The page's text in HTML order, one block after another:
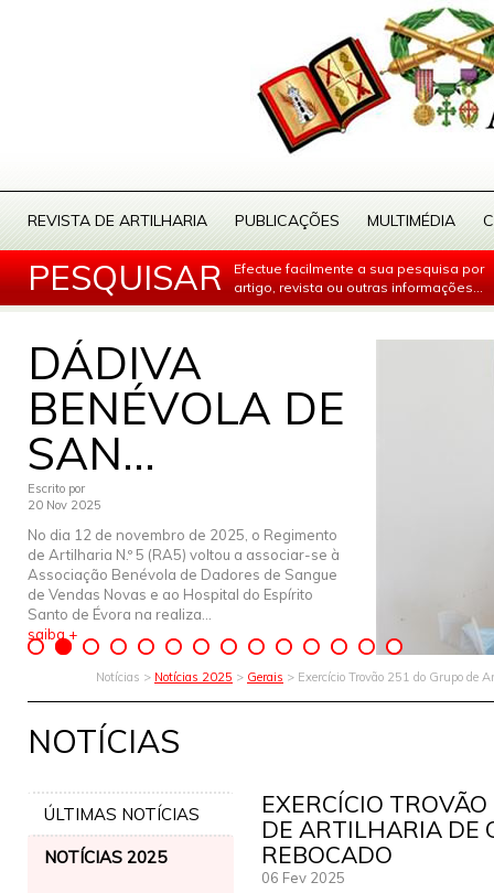
REVISTA DE ARTILHARIA PUBLICAÇÕES MULTIMÉDIA
PESQUISAR
Efectue facilmente a sua pesquisa por
artigo, revista ou outras informações...
DÁDIVA
BENÉVOLA DE
SAN...
Escrito por
20 Nov 2025
No dia 12 de novembro de 2025, o Regimento
de Artilharia N.º 5 (RA5) voltou a associar-se à
Associação Benévola de Dadores de Sangue
de Vendas Novas e ao Hospital do Espírito
Santo de Évora na realiza...
saiba +
Notícias > Notícias 2025 > Gerais > Exercício Trovão 251 do Grupo de
NOTÍCIAS
ÚLTIMAS NOTÍCIAS
NOTÍCIAS 2025
EXERCÍCIO
DE ARTILHARIA DE
REBOCADO
06 Fev 2025